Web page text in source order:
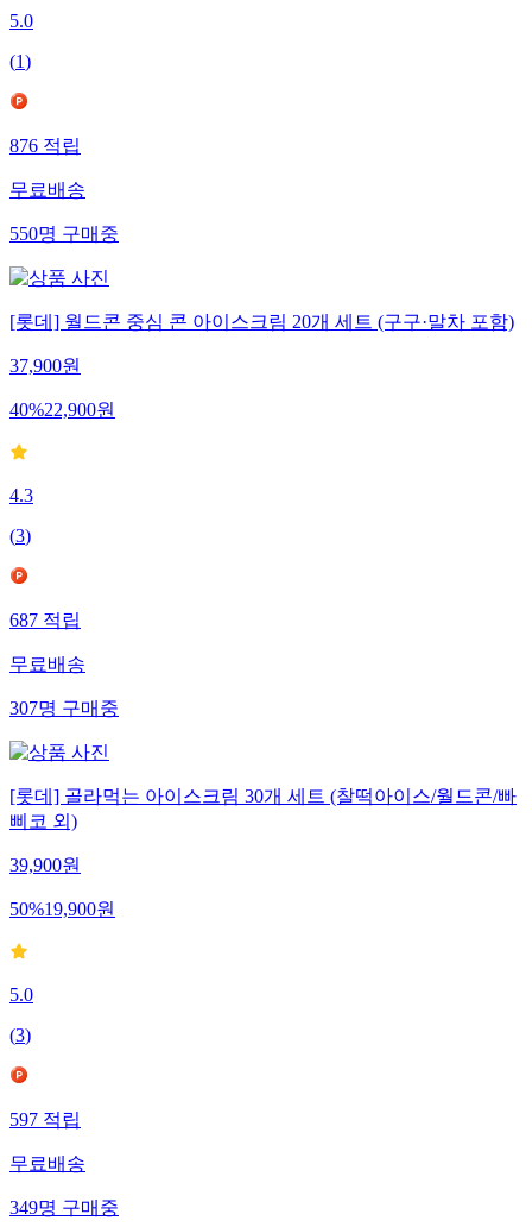
5.0
(1)
876적립
무료배송
550명구매중
[롯데] 월드콘 중심 콘 아이스크림 20개 세트 (구구·말차 포함)
37,900원
40%22,900원
4.3
(3)
687적립
무료배송
307명구매중
[롯데] 골라먹는 아이스크림 30개 세트 (찰떡아이스/월드콘/빠
삐코 외)
39,900원
50%19,900원
5.0
(3)
597적립
무료배송
349명구매중